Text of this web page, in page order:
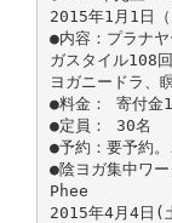
2015年1月1日
●内容：プラナ
ガスタイル108回
ヨガニードラ、
●料金： 寄付金
●定員： 30名
●予約：要予約
●陰ヨガ集中ワ
Phee
2015年4月4日(